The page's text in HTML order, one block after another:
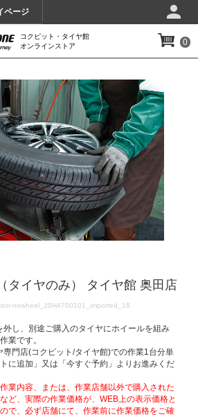
ページ
コクピット・タイヤ館
オンラインストア
0
タイヤのみ） タイヤ館 奥田店
nowheel_JSH4700101_imported_18
外し、別途ご購入のタイヤにホイールを組み
業です。
専門店(コクピット/タイヤ館)での作業1台分単
に追加」又は「今すぐ予約」よりお進みくだ
業内容、または、作業店舗以外で購入された
ど、実際の作業価格が、WEB上の表示価格と
で、必ず店舗にて、作業前に作業価格をご確